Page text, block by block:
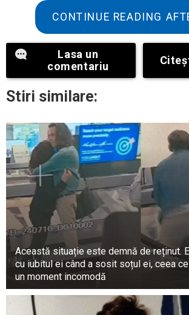
În fiecare ciclu decadal,
0,83 W/m² de căldură.
Încălzirea este deosebit de
nordică, unde cifra este mai
W/m². La nivel global, acest
comparat cu o creștere subtilă,
„termostatului” planetei.
CONTINUE READING
Lasa un
comentariu
Stiri similare:
Această situație este demnă de reținut.
cu iubitul ei când a sosit soțul ei, ceea
un moment incomodă